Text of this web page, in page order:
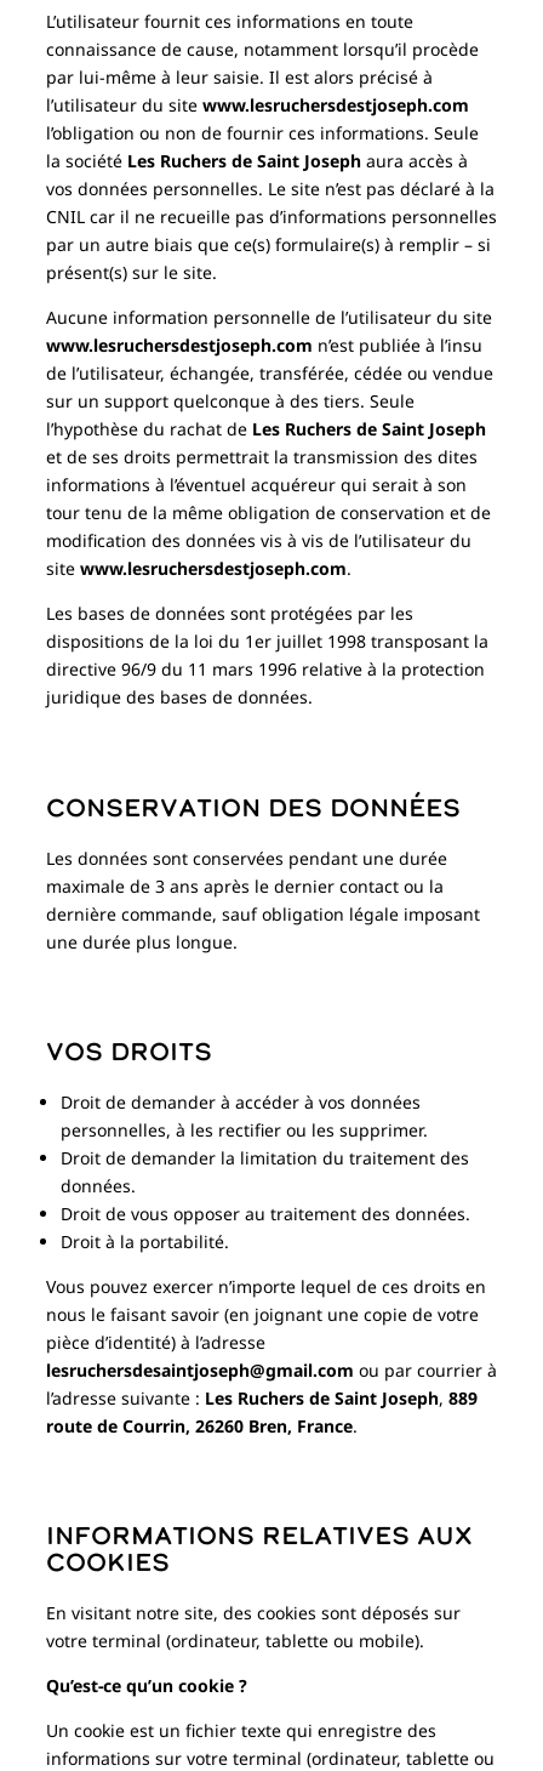
L’utilisateur fournit ces informations en toute
connaissance de cause, notamment lorsqu’il procède
par lui-même à leur saisie. Il est alors précisé à
l’utilisateur du site www.lesruchersdestjoseph.com
l’obligation ou non de fournir ces informations. Seule
la société Les Ruchers de Saint Joseph aura accès à
vos données personnelles. Le site n’est pas déclaré à la
CNIL car il ne recueille pas d’informations personnelles
par un autre biais que ce(s) formulaire(s) à remplir – si
présent(s) sur le site.
Aucune information personnelle de l’utilisateur du site
www.lesruchersdestjoseph.com n’est publiée à l’insu
de l’utilisateur, échangée, transférée, cédée ou vendue
sur un support quelconque à des tiers. Seule
l’hypothèse du rachat de Les Ruchers de Saint Joseph
et de ses droits permettrait la transmission des dites
informations à l’éventuel acquéreur qui serait à son
tour tenu de la même obligation de conservation et de
modification des données vis à vis de l’utilisateur du
site www.lesruchersdestjoseph.com.
Les bases de données sont protégées par les
dispositions de la loi du 1er juillet 1998 transposant la
directive 96/9 du 11 mars 1996 relative à la protection
juridique des bases de données.
Conservation des données
Les données sont conservées pendant une durée
maximale de 3 ans après le dernier contact ou la
dernière commande, sauf obligation légale imposant
une durée plus longue.
Vos droits
Droit de demander à accéder à vos données
personnelles, à les rectifier ou les supprimer.
Droit de demander la limitation du traitement des
données.
Droit de vous opposer au traitement des données.
Droit à la portabilité.
Vous pouvez exercer n’importe lequel de ces droits en
nous le faisant savoir (en joignant une copie de votre
pièce d’identité) à l’adresse
lesruchersdesaintjoseph@gmail.com ou par courrier à
l’adresse suivante : Les Ruchers de Saint Joseph, 889
route de Courrin, 26260 Bren, France.
Informations relatives aux
cookies
En visitant notre site, des cookies sont déposés sur
votre terminal (ordinateur, tablette ou mobile).
Qu’est-ce qu’un cookie ?
Un cookie est un fichier texte qui enregistre des
informations sur votre terminal (ordinateur, tablette ou